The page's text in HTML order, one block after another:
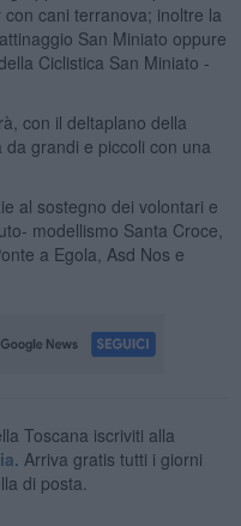
cani terranova; inoltre la
San Miniato oppure
Ciclistica San Miniato -
con il deltaplano della
grandi e piccoli con una
al sostegno dei volontari e
modellismo Santa Croce,
a Egola, Asd Nos e
Toscana iscriviti alla
Arriva gratis tutti i giorni
di posta.